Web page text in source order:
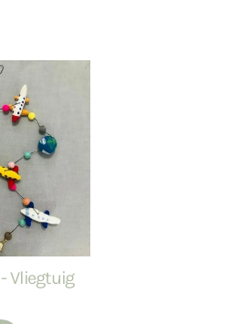
Vliegtuig